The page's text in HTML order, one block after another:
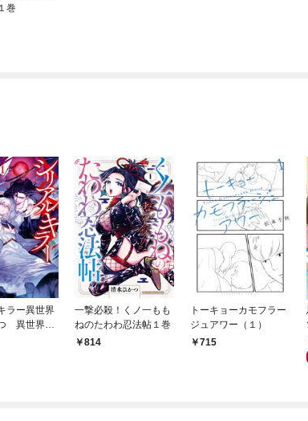
巻
ラー異世界
異世界バ
ル1巻
一撃必殺！くノ一もも
ねのたわわ忍法帖１巻
814
トーキョーカモフラー
ジュアワー（１）
715